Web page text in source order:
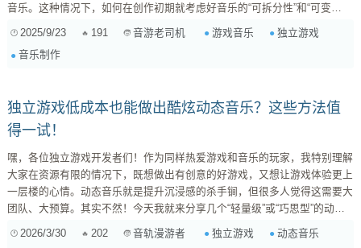
音乐。这种情况下，如何在创作初期就考虑好音乐的“可拆分性”和“可变
2025/9/23 191 音游老司机 游戏音乐
独立游戏
音乐制作
独立游戏低成本也能做出酷炫动态音乐？这些方法值
得一试！
嘿，各位独立游戏开发者们！作为同样热爱游戏和音乐的玩家，我特别理解
大家在资源有限的情况下，既想做出有创意的好游戏，又想让游戏体验更上
一层楼的心情。动态音乐就是提升沉浸感的杀手锏，但很多人觉得这需要大
团队、大预算。其实不然！今天我就来分享几个“轻量级”或“巧思型”的动态
2026/3/30 202 音轨漫游者 独立游戏
动态音乐